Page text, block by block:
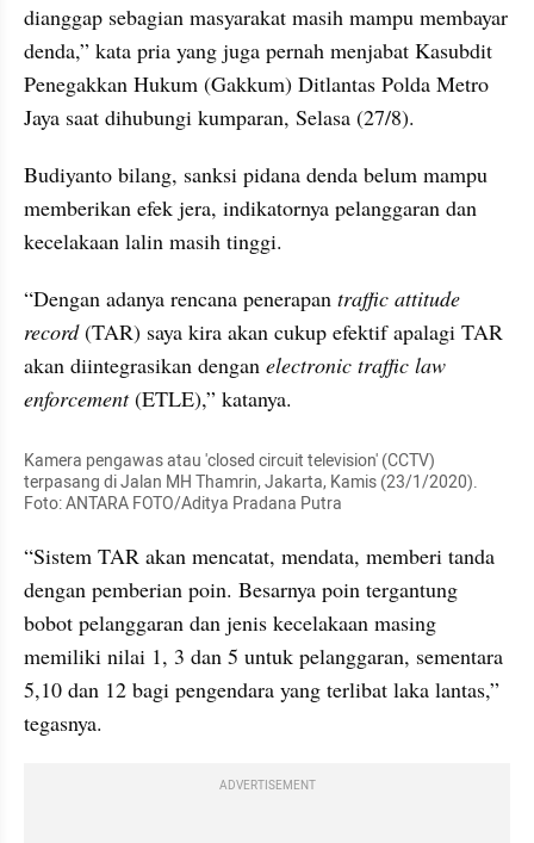
dianggap sebagian masyarakat masih mampu membayar
denda,” kata pria yang juga pernah menjabat Kasubdit
Penegakkan Hukum (Gakkum) Ditlantas Polda Metro
Jaya saat dihubungi kumparan, Selasa (27/8).
Budiyanto bilang, sanksi pidana denda belum mampu
memberikan efek jera, indikatornya pelanggaran dan
kecelakaan lalin masih tinggi.
“Dengan adanya rencana penerapan traffic attitude
record (TAR) saya kira akan cukup efektif apalagi TAR
akan diintegrasikan dengan electronic traffic law
enforcement (ETLE),” katanya.
Kamera pengawas atau 'closed circuit television' (CCTV)
terpasang di Jalan MH Thamrin, Jakarta, Kamis (23/1/2020).
Foto: ANTARA FOTO/Aditya Pradana Putra
“Sistem TAR akan mencatat, mendata, memberi tanda
dengan pemberian poin. Besarnya poin tergantung
bobot pelanggaran dan jenis kecelakaan masing
memiliki nilai 1, 3 dan 5 untuk pelanggaran, sementara
5,10 dan 12 bagi pengendara yang terlibat laka lantas,”
tegasnya.
ADVERTISEMENT